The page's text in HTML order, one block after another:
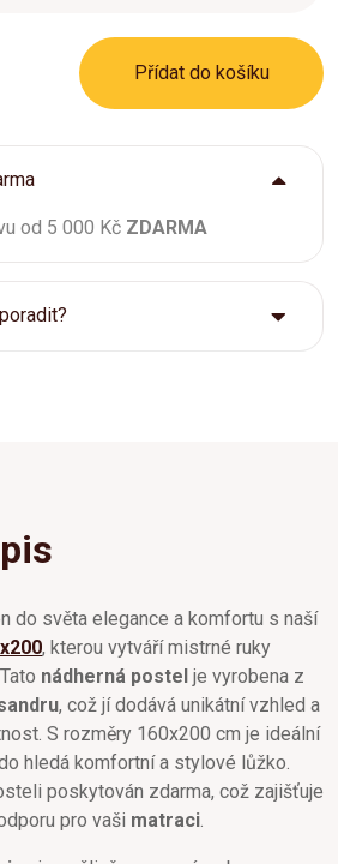
Přídat do košíku
od 5 000 Kč ZDARMA
do světa elegance a komfortu s naší
, kterou vytváří mistrné ruky
nádherná postel je vyrobena z
, což jí dodává unikátní vzhled a
S rozměry 160x200 cm je ideální
hledá komfortní a stylové lůžko.
poskytován zdarma, což zajišťuje
pro vaši matraci